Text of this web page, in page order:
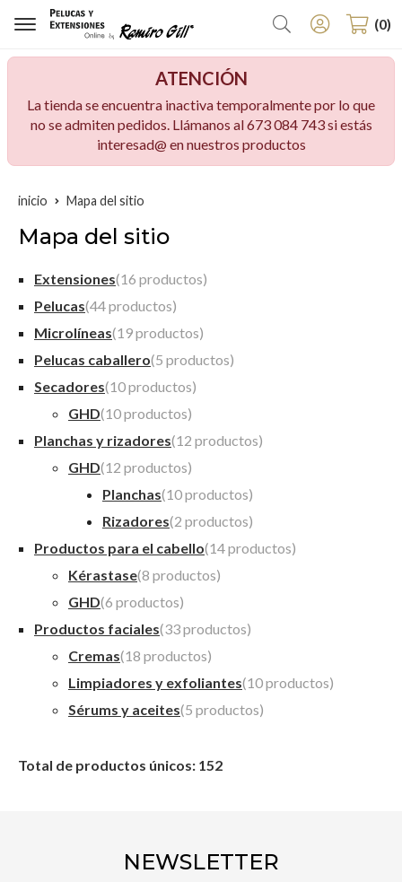
Buscar 0
ATENCIÓN
La tienda se encuentra inactiva temporalmente por lo que
no se admiten pedidos. Llámanos al 673 084 743 si estás
interesad@ en nuestros productos
inicio Mapa del sitio
Mapa del sitio
Extensiones(16 productos)
Pelucas(44 productos)
Microlíneas(19 productos)
Pelucas caballero(5 productos)
Secadores(10 productos)
GHD(10 productos)
Planchas y rizadores(12 productos)
GHD(12 productos)
Planchas(10 productos)
Rizadores(2 productos)
Productos para el cabello(14 productos)
Kérastase(8 productos)
GHD(6 productos)
Productos faciales(33 productos)
Cremas(18 productos)
Limpiadores y exfoliantes(10 productos)
Sérums y aceites(5 productos)
Total de productos únicos: 152
NEWSLETTER